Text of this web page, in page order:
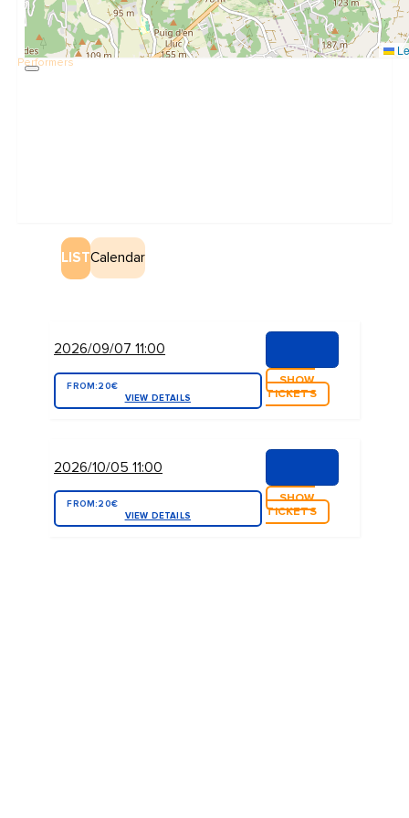
Performers
LISTCalendar
2026/09/07 11:00
FROM: 20€
VIEW DETAILS
SHOW
TICKETS
2026/10/05 11:00
FROM: 20€
VIEW DETAILS
SHOW
TICKETS